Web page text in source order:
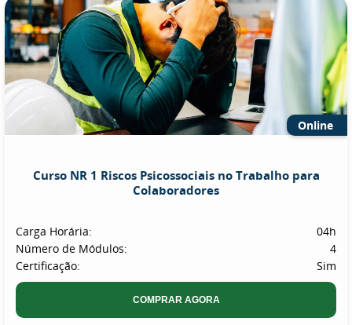
Online
Curso NR 1 Riscos Psicossociais no Trabalho para
Colaboradores
Carga Horária:
04h
Número de Módulos:
4
Certificação:
Sim
COMPRAR AGORA